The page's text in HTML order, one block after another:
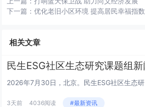
下一篇：优化老旧小区环境 提高居民幸福指数
相关文章
3天前 4036阅读 #最新资讯